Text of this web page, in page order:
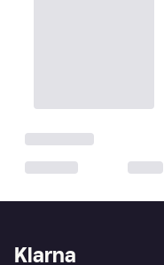
Klarna